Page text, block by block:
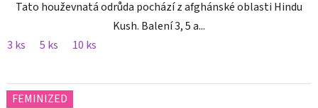
Tato houževnatá odrůda pochází z afghánské oblasti Hindu
Kush. Balení 3, 5 a...
3 ks
5 ks 10 ks
FEMINIZED